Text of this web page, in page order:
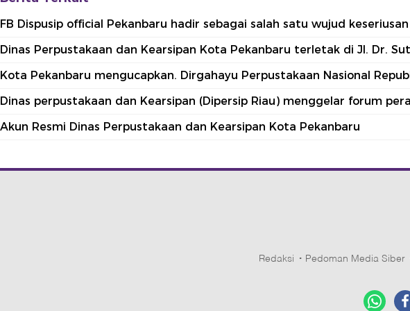
FB Dispusip official Pekanbaru hadir sebagai salah satu wujud
Dinas Perpustakaan dan Kearsipan Kota Pekanbaru terletak di Jl. Dr.
Kota Pekanbaru mengucapkan. Dirgahayu Perpustakaan Nasional
Dinas perpustakaan dan Kearsipan (Dipersip Riau) menggelar forum
Akun Resmi Dinas Perpustakaan dan Kearsipan Kota Pekanbaru
Redaksi Pedoman Media Siber